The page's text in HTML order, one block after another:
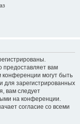
предоставляет вам
могут быть
для зарегистрированных
вам следует
на конференции.
согласие со всеми